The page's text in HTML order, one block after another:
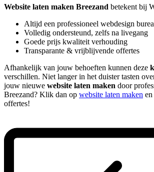
Website laten maken Breezand betekent bij
Altijd een professioneel webdesign
Volledig ondersteund, zelfs na livegang
Goede prijs kwaliteit verhouding
Transparante & vrijblijvende offertes
Afhankelijk van jouw behoeften kunnen deze
verschillen. Niet langer in het duister tasten
jouw nieuwe website laten maken door
Breezand? Klik dan op website laten maken
offertes!